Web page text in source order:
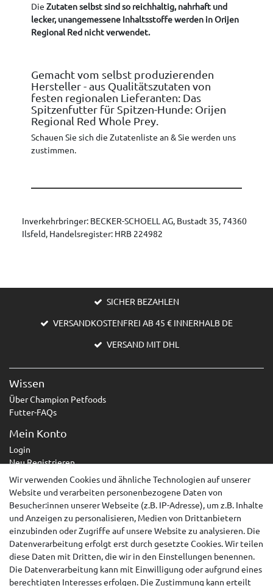
Die Zutaten selbst sind so reichhaltig, nahrhaft und
lecker, unangemessene Inhaltsstoffe werden in Orijen
Regional Red nicht verwendet.
Gemacht vom selbst produzierenden
Hersteller - aus Qualitätszutaten von
festen regionalen Lieferanten: Das
Spitzenfutter für Spitzen-Hunde: Orijen
Regional Red Whole Prey.
Schauen Sie sich die Zutatenliste an & Sie werden uns
zustimmen.
Inverkehrbringer: BECKER-SCHOELL AG, Bustadt 35, 74360
Ilsfeld, Handelsregister: HRB 224982
SICHER BEZAHLEN
VERSANDKOSTENFREI AB 45 € INNERHALB DE
VERSAND MIT DHL
Wissen
Über Champion Petfoods
Futter-FAQs
Mein Konto
Login
Neu Registrieren
Service
Zahlungsarten
Versandarten & -kosten
Kontakt
Widerrufsrecht
Widerruf erklären
AGB
Wir verwenden Cookies und ähnliche Technologien auf unserer
Website und verarbeiten personenbezogene Daten von
Besucher:innen unserer Webseite (z.B. IP-Adresse), um z.B. Inhalte
und Anzeigen zu personalisieren, Medien von Drittanbietern
einzubinden oder Zugriffe auf unsere Website zu analysieren. Die
Datenverarbeitung erfolgt erst durch gesetzte Cookies. Wir teilen
diese Daten mit Dritten, die wir in den Einstellungen benennen.
Die Datenverarbeitung kann mit Einwilligung oder aufgrund eines
berechtigten Interesses erfolgen. Die Zustimmung kann erteilt